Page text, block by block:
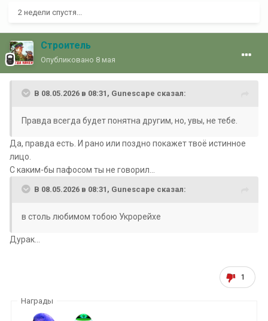
2 недели спустя...
Строитель
Опубликовано 8 мая
В 08.05.2026 в 08:31, Gunescape сказал:
Правда всегда будет понятна другим, но, увы, не тебе.
Да, правда есть. И рано или поздно покажет твоё истинное
лицо.
С каким-бы пафосом ты не говорил...
В 08.05.2026 в 08:31, Gunescape сказал:
в столь любимом тобою Укрорейхе
Дурак...
1
Награды